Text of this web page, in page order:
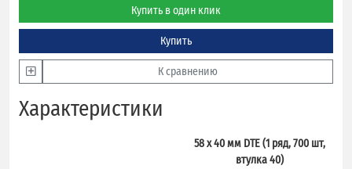
Купить в один клик
Купить
К сравнению
Характеристики
58 x 40 мм DTE (1 ряд, 700 шт,
втулка 40)